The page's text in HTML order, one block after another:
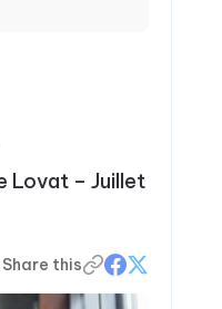
Lovat – Juillet
Share this